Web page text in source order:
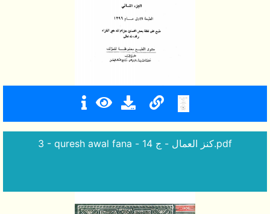
3 - quresh awal fana - كنز العمال - ج 14.pdf